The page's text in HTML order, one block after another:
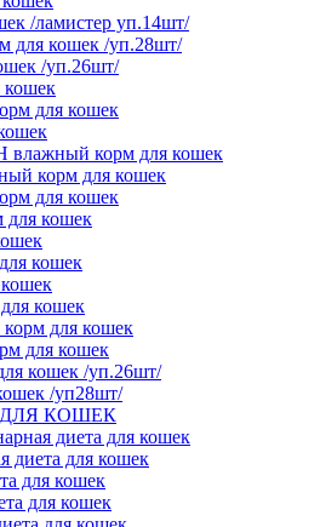
/ламистер уп.14шт/
для кошек /уп.28шт/
/уп.26шт/
для кошек
корм для кошек
корм для кошек
для кошек
кошек
кошек
кошек
для кошек
для кошек
кошек /уп.26шт/
/уп28шт/
КОШЕК
диета для кошек
диета для кошек
для кошек
для кошек